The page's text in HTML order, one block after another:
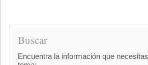
Buscar
Encuentra la información que